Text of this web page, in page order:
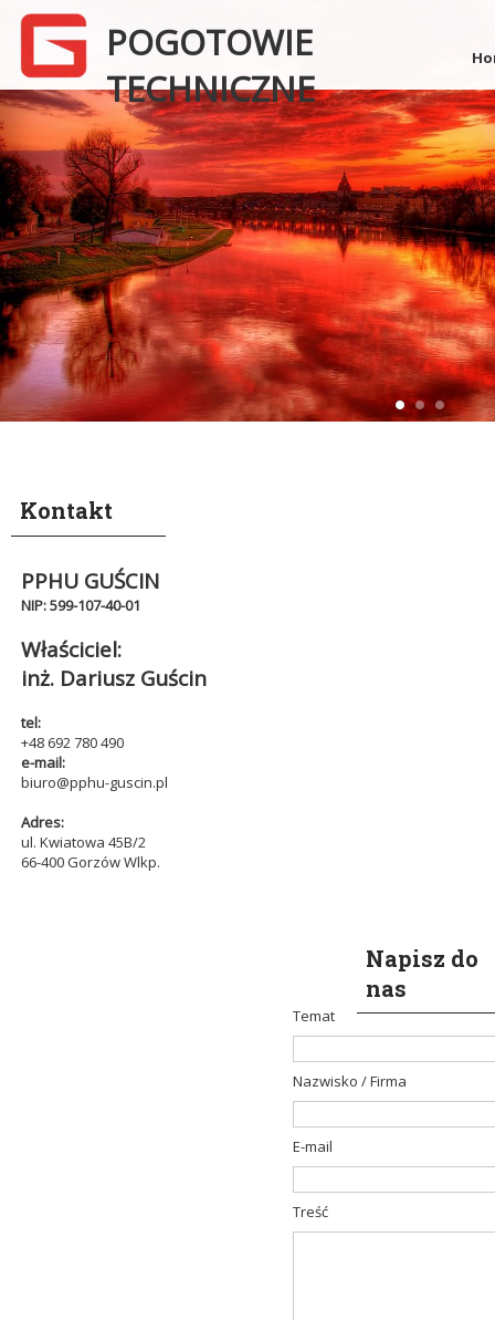
Kontakt
Napisz do
nas
PPHU GUŚCIN
NIP: 599-107-40-01
Właściciel:
inż. Dariusz Guścin
tel:
+48 692 780 490
e-mail:
biuro@pphu-guscin.pl
Adres:
ul. Kwiatowa 45B/2
66-400 Gorzów Wlkp.
Temat
Nazwisko / Firma
E-mail
Treść
POGOTOWIE
TECHNICZNE